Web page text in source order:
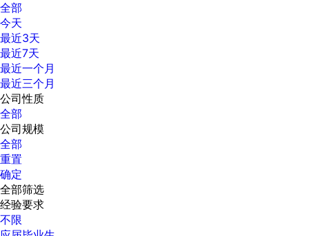
全部
今天
最近3天
最近7天
最近一个月
最近三个月
公司性质
全部
公司规模
全部
重置
确定
全部筛选
经验要求
不限